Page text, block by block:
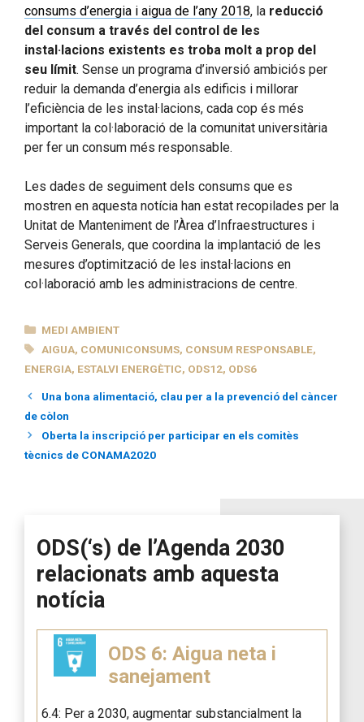
consums d’energia i aigua de l’any 2018, la reducció
del consum a través del control de les
instal·lacions existents es troba molt a prop del
seu límit. Sense un programa d’inversió ambiciós per
reduir la demanda d’energia als edificis i millorar
l’eficiència de les instal·lacions, cada cop és més
important la col·laboració de la comunitat universitària
per fer un consum més responsable.
Les dades de seguiment dels consums que es
mostren en aquesta notícia han estat recopilades per la
Unitat de Manteniment de l’Àrea d’Infraestructures i
Serveis Generals, que coordina la implantació de les
mesures d’optimització de les instal·lacions en
col·laboració amb les administracions de centre.
CATEGORIES
MEDI AMBIENT
ETIQUETES
AIGUA, COMUNICONSUMS, CONSUM RESPONSABLE,
ENERGIA, ESTALVI ENERGÈTIC, ODS12, ODS6
Una bona alimentació, clau per a la prevenció del càncer
de còlon
Oberta la inscripció per participar en els comitès
tècnics de CONAMA2020
ODS(‘s) de l’Agenda 2030
relacionats amb aquesta
notícia
ODS 6: Aigua neta i
sanejament
6.4: Per a 2030, augmentar substancialment la